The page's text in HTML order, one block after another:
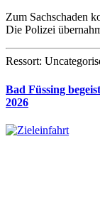
Zum Sachschaden
Die Polizei
Ressort:
Bad Füssing
2026